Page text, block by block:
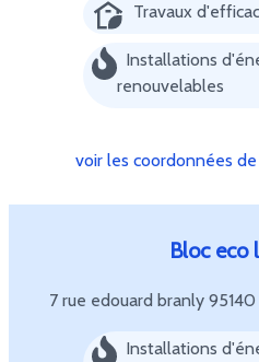
Travaux
Installations
renouvelables
voir les coordonnées
Bloc eco
7 rue edouard branly 95140
Installations